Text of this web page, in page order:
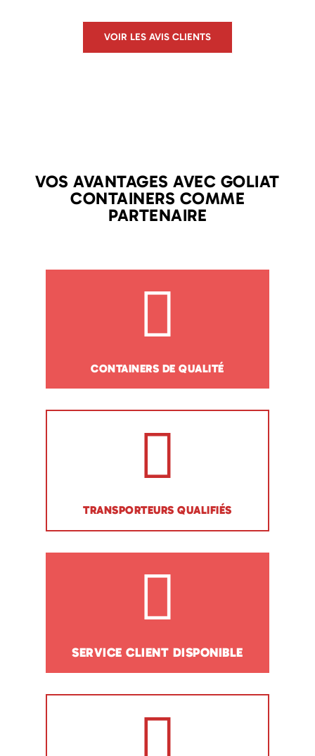
VOIR LES AVIS CLIENTS
VOS AVANTAGES AVEC GOLIAT
CONTAINERS COMME
PARTENAIRE
CONTAINERS DE QUALITÉ
TRANSPORTEURS QUALIFIÉS
SERVICE CLIENT DISPONIBLE